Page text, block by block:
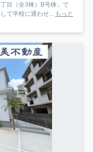
目（全3棟）B号棟」で
て学校に通わせ...
もっと